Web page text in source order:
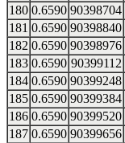
180 0.6590 90398704
181 0.6590 90398840
182 0.6590 90398976
183 0.6590 90399112
184 0.6590 90399248
185 0.6590 90399384
186 0.6590 90399520
187 0.6590 90399656